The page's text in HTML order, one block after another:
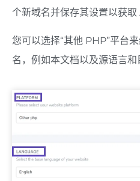
个新域名并保存其设置以获取
您可以选择“其他 PHP”平台
名，例如本文档以及源语言和